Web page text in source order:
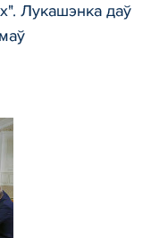
Лукашэнка даў